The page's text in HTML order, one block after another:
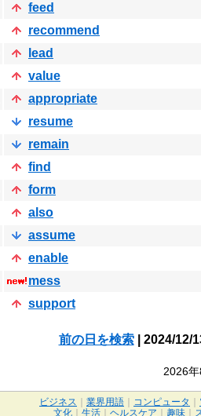
feed
recommend
lead
value
appropriate
resume
remain
find
form
also
assume
enable
mess
support
前の日を検索| 2024/12/
2026
ビジネス 業界用語 コンピュータ
文化
生活 ヘルスケア 趣味